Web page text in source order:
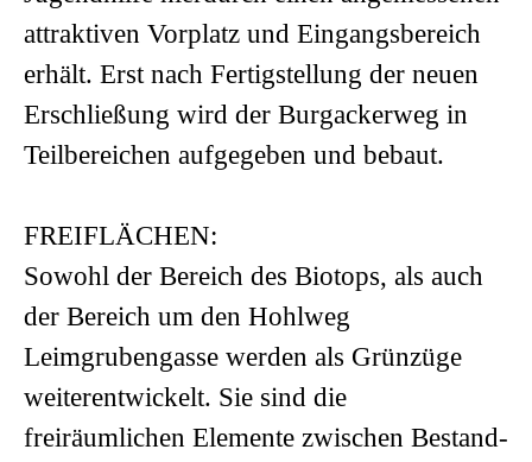
attraktiven Vorplatz und Eingangsbereich
erhält. Erst nach Fertigstellung der neuen
Erschließung wird der Burgackerweg in
Teilbereichen aufgegeben und bebaut.
FREIFLÄCHEN:
Sowohl der Bereich des Biotops, als auch
der Bereich um den Hohlweg
Leimgrubengasse werden als Grünzüge
weiterentwickelt. Sie sind die
freiräumlichen Elemente zwischen Bestand-